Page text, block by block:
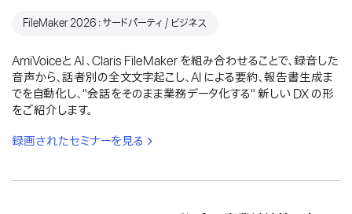
FileMaker 2026：サードパーティ / ビジネス
AmiVoiceと AI 、Claris FileMaker を組み合わせることで、録音した
音声から、話者別の全文文字起こし、AI による要約、報告書生成ま
でを自動化し、"会話をそのまま業務データ化する" 新しい DX の形
をご紹介します。
録画されたセミナーを見る